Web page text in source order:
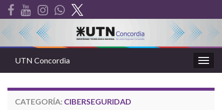
la
UTN Concordia
CATEGORÍA: CIBERSEGURIDAD